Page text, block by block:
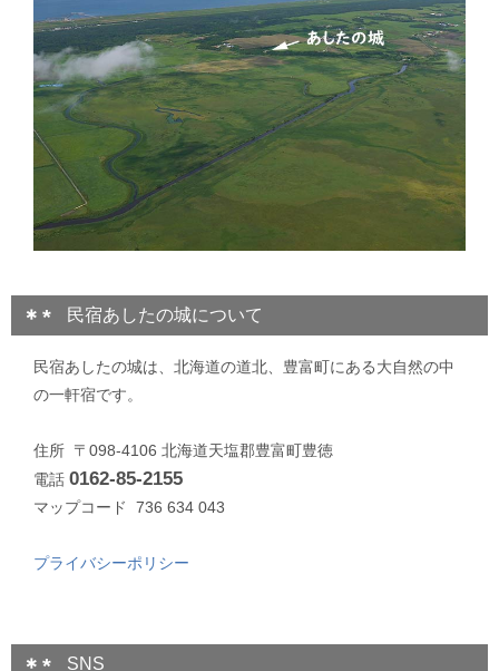
民宿あしたの城について
民宿あしたの城は、北海道の道北、豊富町にある大自然の中
の一軒宿です。
住所 〒098-4106 北海道天塩郡豊富町豊徳
電話 0162-85-2155
マップコード 736 634 043
プライバシーポリシー
SNS